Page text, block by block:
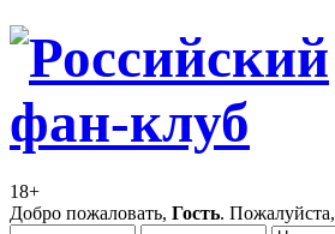
18+
Добро пожаловать, Гость. Пожалуйста,